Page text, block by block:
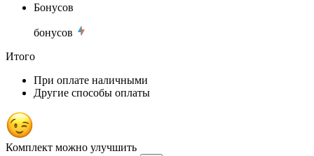
Бонусов
бонусов
Итого
При оплате наличными
Другие способы оплаты
Комплект можно улучшить